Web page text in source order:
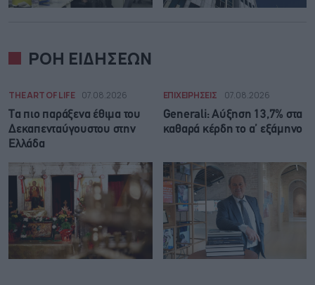
ΡΟΗ ΕΙΔΗΣΕΩΝ
THE ART OF LIFE 07.08.2026
Τα πιο παράξενα έθιμα του
Δεκαπενταύγουστου στην
Ελλάδα
ΕΠΙΧΕΙΡΗΣΕΙΣ 07.08.2026
Generali: Αύξηση 13,7% στα
καθαρά κέρδη το α’ εξάμηνο